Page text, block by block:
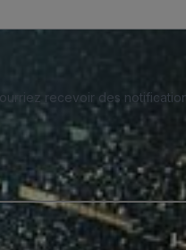
recevoir des